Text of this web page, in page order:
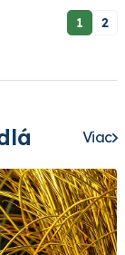
1 2
Viac